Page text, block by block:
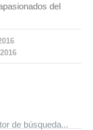
del
de búsqueda...